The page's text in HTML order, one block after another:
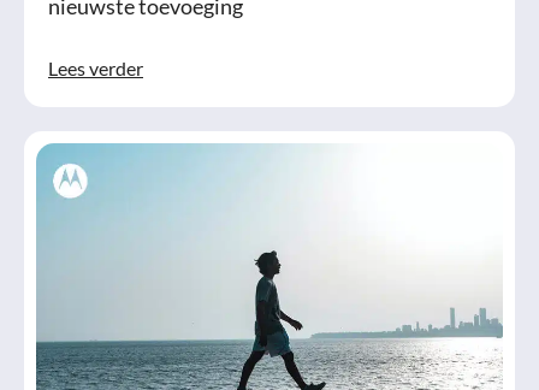
nieuwste toevoeging
Lees verder